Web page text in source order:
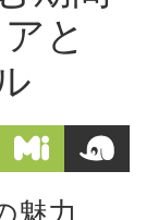
と
魅力